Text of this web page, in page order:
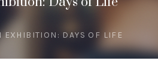
EXHIBITION: DAYS OF LIFE